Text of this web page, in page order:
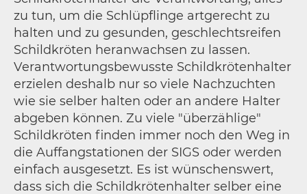
zu tun, um die Schlüpflinge artgerecht zu
halten und zu gesunden, geschlechtsreifen
Schildkröten heranwachsen zu lassen.
Verantwortungsbewusste Schildkrötenhalter
erzielen deshalb nur so viele Nachzuchten
wie sie selber halten oder an andere Halter
abgeben können. Zu viele "überzählige"
Schildkröten finden immer noch den Weg in
die Auffangstationen der SIGS oder werden
einfach ausgesetzt. Es ist wünschenswert,
dass sich die Schildkrötenhalter selber eine